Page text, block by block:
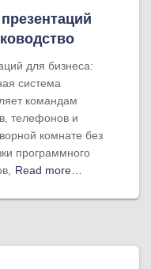
для бизнеса:
система
командам
телефонов и
комнате без
программного
Read more…